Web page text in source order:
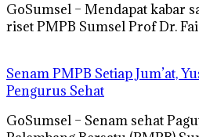
GoSumsel – Mendapat kabar
riset PMPB Sumsel Prof Dr.
Senam PMPB Setiap Jum’at,
Pengurus Sehat
GoSumsel – Senam sehat